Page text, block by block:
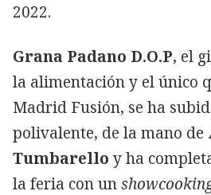
2022.
Grana Padano D.O.P, el
la alimentación y el único
Madrid Fusión, se ha
polivalente, de la mano de
Tumbarello y ha
la feria con un